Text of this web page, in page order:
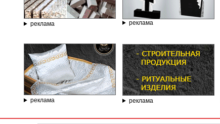
реклама реклама
реклама реклама